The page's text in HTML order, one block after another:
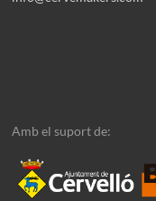
Amb el suport de: